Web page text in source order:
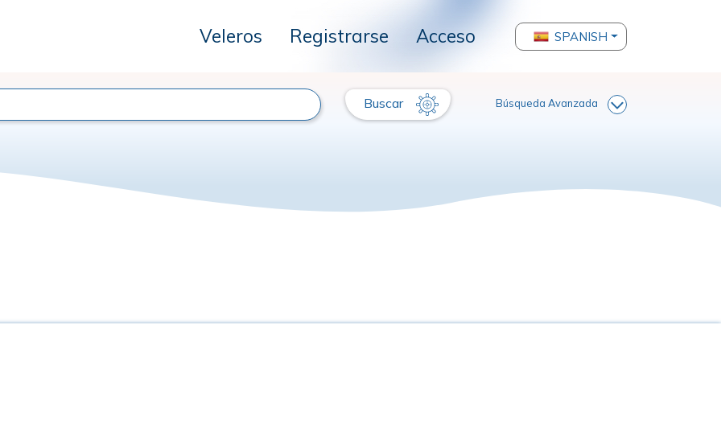
Veleros Registrarse Acceso SPANISH
Buscar Búsqueda Avanzada